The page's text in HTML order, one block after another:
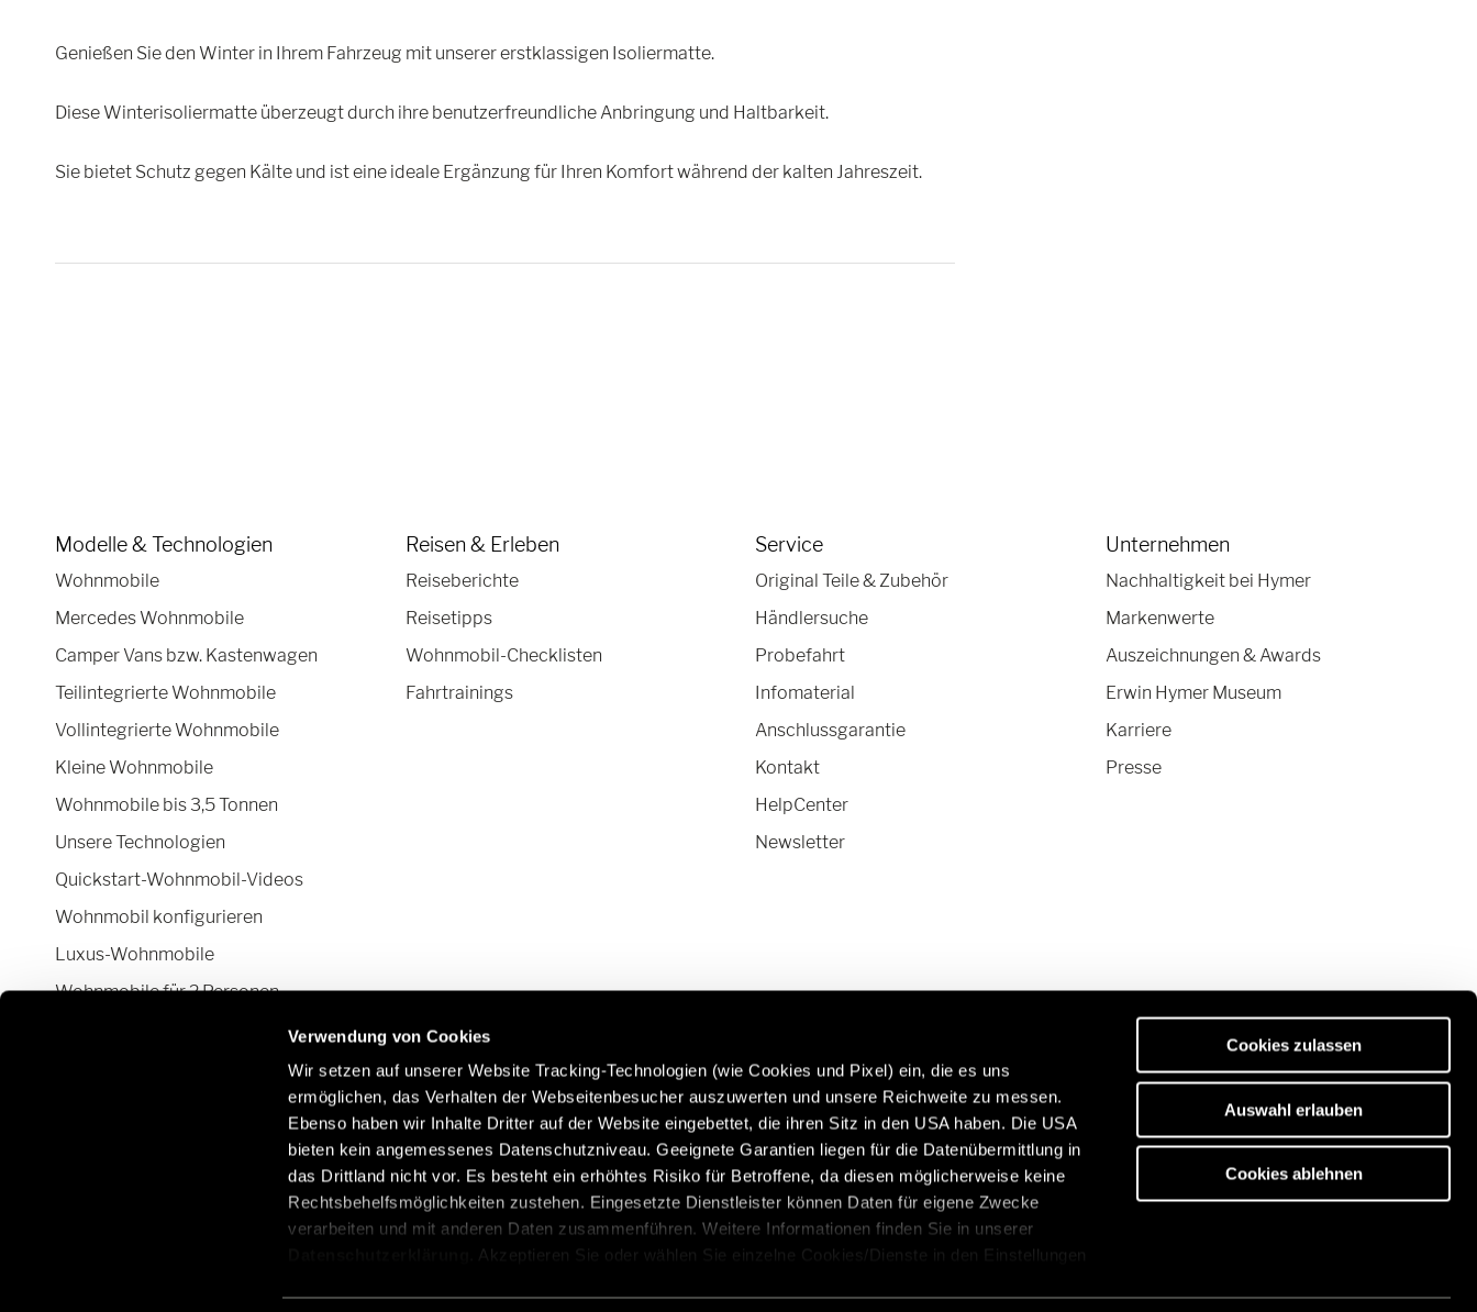
Verwendung von Cookies
Wir setzen auf unserer Website Tracking-Technologien (wie Cookies und Pixel) ein, die es uns
ermöglichen, das Verhalten der Webseitenbesucher auszuwerten und unsere Reichweite zu messen.
Ebenso haben wir Inhalte Dritter auf der Website eingebettet, die ihren Sitz in den USA haben. Die USA
bieten kein angemessenes Datenschutzniveau. Geeignete Garantien liegen für die Datenübermittlung in
das Drittland nicht vor. Es besteht ein erhöhtes Risiko für Betroffene, da diesen möglicherweise keine
Rechtsbehelfsmöglichkeiten zustehen. Eingesetzte Dienstleister können Daten für eigene Zwecke
verarbeiten und mit anderen Daten zusammenführen. Weitere Informationen finden Sie in unserer
. Akzeptieren Sie oder wählen Sie einzelne Cookies/Dienste in den Einstellungen
Cookies zulassen
Auswahl erlauben
Cookies ablehnen
Genießen Sie den Winter in Ihrem Fahrzeug mit unserer erstklassigen Isoliermatte.
Diese Winterisoliermatte überzeugt durch ihre benutzerfreundliche Anbringung und Haltbarkeit.
Sie bietet Schutz gegen Kälte und ist eine ideale Ergänzung für Ihren Komfort während der kalten Jahreszeit.
Modelle & Technologien
Wohnmobile
Mercedes Wohnmobile
Camper Vans bzw. Kastenwagen
Teilintegrierte Wohnmobile
Vollintegrierte Wohnmobile
Kleine Wohnmobile
Wohnmobile bis 3,5 Tonnen
Unsere Technologien
Quickstart-Wohnmobil-Videos
Wohnmobil konfigurieren
Luxus-Wohnmobile
Wohnmobile für 2 Personen
Reisen & Erleben
Reiseberichte
Reisetipps
Wohnmobil-Checklisten
Fahrtrainings
Service
Original Teile & Zubehör
Händlersuche
Probefahrt
Infomaterial
Anschlussgarantie
Kontakt
HelpCenter
Newsletter
Unternehmen
Nachhaltigkeit bei Hymer
Markenwerte
Auszeichnungen & Awards
Erwin Hymer Museum
Karriere
Presse
Bleiben Sie mit uns über soziale Netzwerke in
Erfahren Sie mehr über Hymer
Originalteile & Zubehör:
/de/de/modelle/original-teile-
und-zubehoer
Caravans in Premium-Qualität:
https://www.eriba.com/de/de
Entdecken Sie unser Reiseportal:
https://www.freeontour.com/de